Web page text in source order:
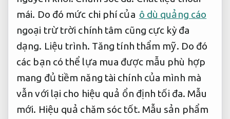
mái. Do đó mức chi phí của ô dù quảng cáo
ngoại trừ trời chính tâm cũng cực kỳ đa
dạng. Liệu trình. Tăng tính thẩm mỹ. Do đó
các bạn có thể lựa mua được mẫu phù hợp
mang đủ tiềm năng tài chính của mình mà
vẫn với lại cho hiệu quả ổn định tối đa. Mẫu
mới. Hiệu quả chăm sóc tốt. Mẫu sản phẩm